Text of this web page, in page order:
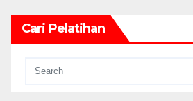
Cari Pelatihan